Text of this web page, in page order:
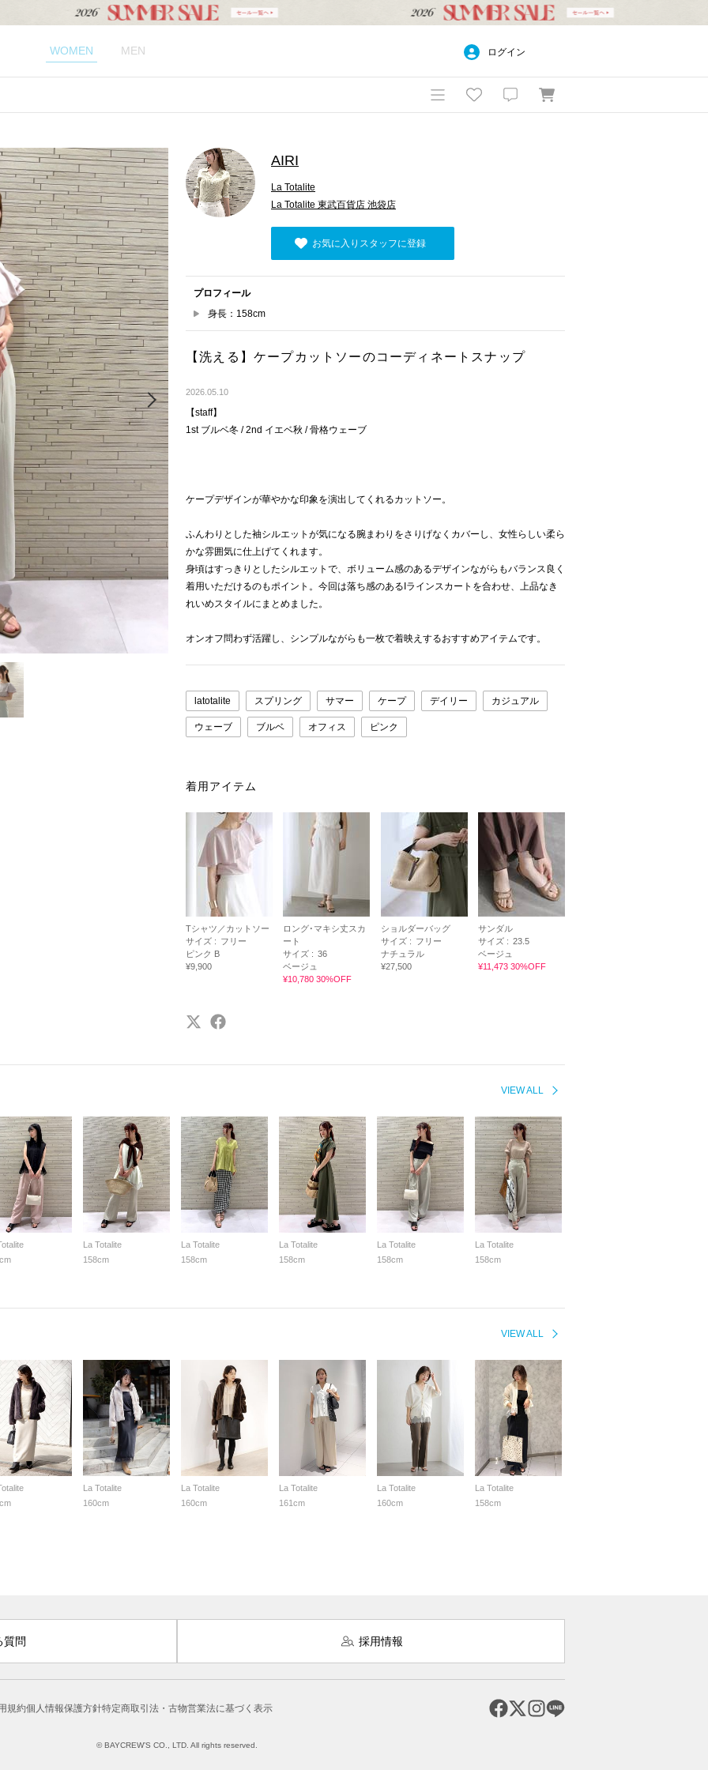
WOMEN MEN ログイン
Next
AIRI
La Totalite
La Totalite 東武百貨店 池袋店
お気に入りスタッフに登録
プロフィール
身長：158cm
【洗える】ケープカットソーのコーディネートスナップ
2026.05.10
【staff】
1st ブルベ冬 / 2nd イエベ秋 / 骨格ウェーブ
ケープデザインが華やかな印象を演出してくれるカットソー。
ふんわりとした袖シルエットが気になる腕まわりをさりげなくカバーし、女性らしい柔ら
かな雰囲気に仕上げてくれます。
身頃はすっきりとしたシルエットで、ボリューム感のあるデザインながらもバランス良く
着用いただけるのもポイント。今回は落ち感のあるIラインスカートを合わせ、上品なき
れいめスタイルにまとめました。
オンオフ問わず活躍し、シンプルながらも一枚で着映えするおすすめアイテムです。
latotalite スプリング サマー ケープ デイリー カジュアル
ウェーブ ブルベ オフィス ピンク
着用アイテム
Tシャツ／カットソー
サイズ : フリー
ピンク B
¥9,900
ロング･マキシ丈スカ
ート
サイズ : 36
ベージュ
¥10,780 30%OFF
ショルダーバッグ
サイズ : フリー
ナチュラル
¥27,500
サンダル
サイズ : 23.5
ベージュ
¥11,473 30%OFF
VIEW ALL
La Totalite
158cm
La Totalite
158cm
La Totalite
158cm
La Totalite
158cm
La Totalite
158cm
VIEW ALL
La Totalite
160cm
La Totalite
160cm
La Totalite
161cm
La Totalite
160cm
La Totalite
158cm
質問 採用情報
規約個人情報保護方針特定商取引法・古物営業法に基づく表示
© BAYCREW’S CO., LTD. All rights reserved.